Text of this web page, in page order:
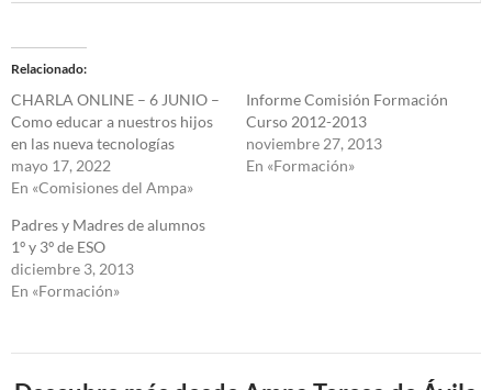
Relacionado
CHARLA ONLINE – 6 JUNIO –
Como educar a nuestros hijos
en las nueva tecnologías
mayo 17, 2022
En «Comisiones del Ampa»
Informe Comisión Formación
Curso 2012-2013
noviembre 27, 2013
En «Formación»
Padres y Madres de alumnos
1º y 3º de ESO
diciembre 3, 2013
En «Formación»